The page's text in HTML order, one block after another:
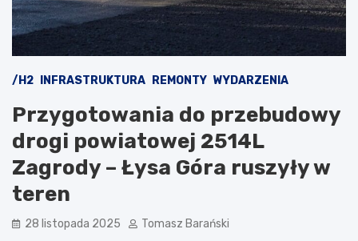
/H2 INFRASTRUKTURA REMONTY WYDARZENIA
Przygotowania do przebudowy
drogi powiatowej 2514L
Zagrody – Łysa Góra ruszyły w
teren
28 listopada 2025 Tomasz Barański